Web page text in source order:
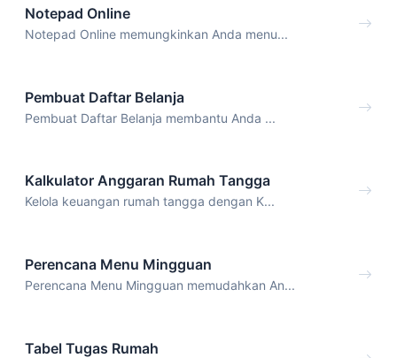
Notepad Online
Notepad Online memungkinkan Anda menu...
Pembuat Daftar Belanja
Pembuat Daftar Belanja membantu Anda ...
Kalkulator Anggaran Rumah Tangga
Kelola keuangan rumah tangga dengan K...
Perencana Menu Mingguan
Perencana Menu Mingguan memudahkan An...
Tabel Tugas Rumah